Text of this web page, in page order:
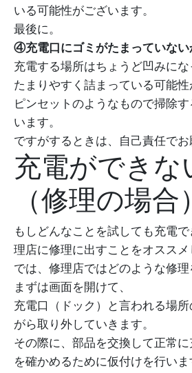
いる可能性がございます。
最後に。
④充電口にゴミがたまっていない
充電する場所はちょうど凹みに
たまりやすく詰まっている可能性
ピンセットのようなもので掃除
います。
ですがするときは、自己責任でお
充電ができな
（修理の場合）
もしどんなことを試しても充電
理店に修理に出すことをオススメ
では、修理店ではどのような修理
まずは画面を開けて、
充電口（ドック）と言われる場
がら取り外していきます。
その際に、部品を交換して正常
を確かめるために仮付けを行いま